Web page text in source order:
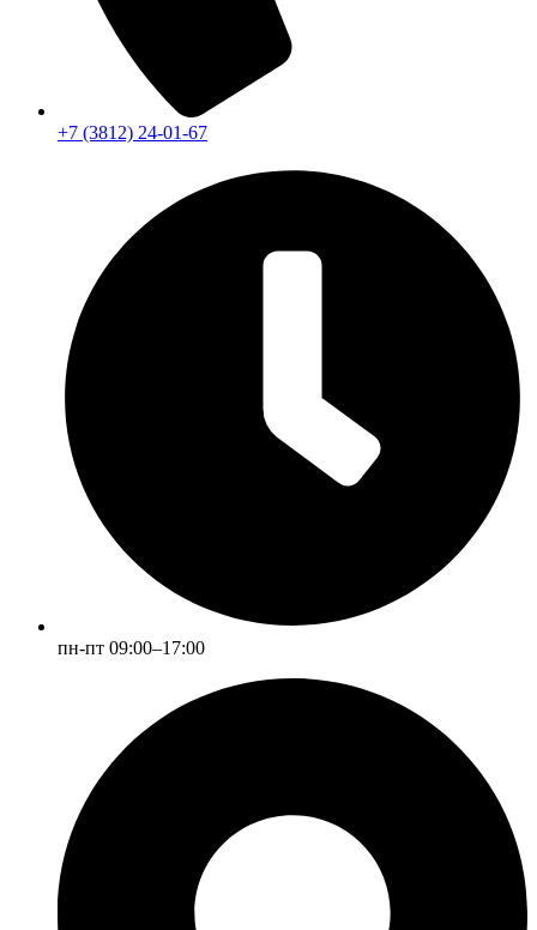
+7 (3812) 24-01-67
пн-пт 09:00–17:00